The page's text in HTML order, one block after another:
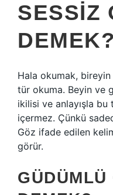
SESSIZ
DEMEK?
Hala okumak,
tür okuma. Beyin ve
ikilisi ve anlayışla
içermez. Çünkü
Göz ifade edilen
görür.
GÜDÜMLÜ